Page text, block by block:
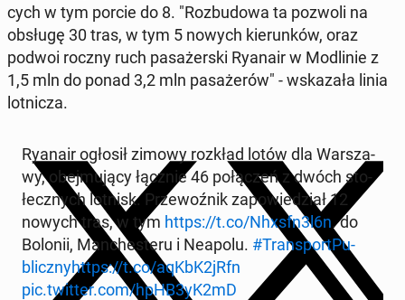
cych w tym porcie do 8. "Roz­bu­do­wa ta pozwoli na
obsługę 30 tras, w tym 5 nowych kie­run­ków, oraz
podwoi roczny ruch pa­sa­żer­ski Ryanair w Mo­dli­nie z
1,5 mln do ponad 3,2 mln pa­sa­że­rów" - wska­za­ła linia
lot­ni­cza.
Ryanair ogłosił zimowy rozkład lotów dla War­sza­
wy, obej­mu­ją­cy łącznie 46 po­łą­czeń z dwóch sto­
łecz­nych lotnisk. Prze­woź­nik za­po­wie­dział 12
nowych tras, w tym https://t.co/Nhxsfn3l6n. do
Bolonii, Man­che­ste­ru i Neapolu. #Trans­port­Pu­
blicz­nyhttps://t.co/aqKbK2jRfn
pic.twitter.com/hpHB3yK2mD